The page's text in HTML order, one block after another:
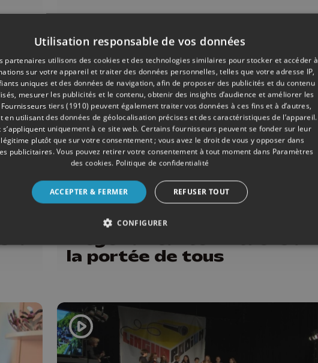
la
la portée de tous
Utilisation responsable de vos données
partenaires utilisons des cookies et des technologies similaires pour stocker et accéder à
sur votre appareil et traiter des données personnelles, telles que votre adresse IP,
uniques et des données de navigation, afin de proposer des publicités et du contenu
mesurer les publicités et le contenu, obtenir des insights d’audience et améliorer les
Fournisseurs tiers (1910) peuvent également traiter vos données à ces fins et à d’autres,
en utilisant des données de géolocalisation précises et des caractéristiques de l’appareil.
s’appliquent uniquement à ce site web. Certains fournisseurs peuvent se fonder sur leur
plutôt que sur votre consentement ; vous avez le droit de vous y opposer dans
publicitaires. Vous pouvez retirer votre consentement à tout moment dans Paramètres
des cookies. Politique de confidentialité
ACCEPTER & FERMER REFUSER TOUT
CONFIGURER